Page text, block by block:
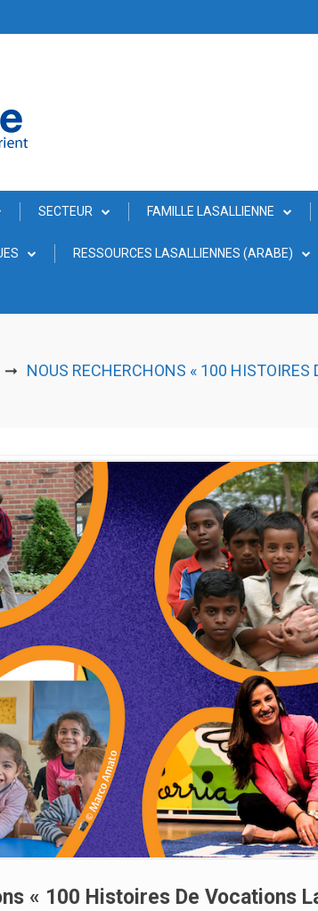
SECTEUR FAMILLE LASALLIENNE
RESSOURCES LASALLIENNES (ARABE)
➞ NOUS RECHERCHONS « 100 HISTOIRES
« 100 Histoires De Vocations